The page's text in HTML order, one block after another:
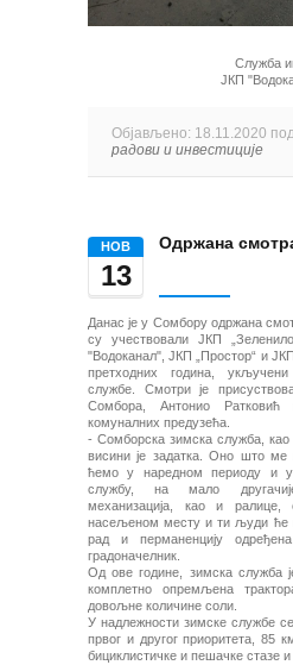
Служба
ЈКП
Објављено: 18.11.2020
радови и инвестиције
НОВ
13
Одржана
Данас је у Сомбору одржана
су учествовали ЈКП
"Водоканал", ЈКП „Простор“ и
претходних година,
службе. Смотри је
Сомбора, Антонио Ратковић
комуналних предузећа.
- Сомборска зимска служба, као
висини је задатка. Оно што ме
ћемо у наредном периоду и
службу, на мало
механизација, као и
насељеном месту и ти људи ће
рад и перманенцију
градоначелник.
Од ове године, зимска служба
комплетно опремљена
довољне количине соли.
У надлежности зимске службе
првог и другог приоритета, 85
бициклистичке и пешачке стазе и